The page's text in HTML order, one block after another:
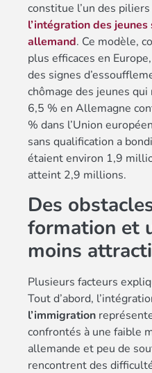
constitue l’un des
l’intégration des
allemand. Ce modèle,
plus efficaces en
des signes
chômage des jeunes
6,5 % en Allemagne
% dans l’Union
sans qualification a
étaient environ 1,9
atteint 2,9 millions.
Des
formation et
moins
Plusieurs facteurs
Tout d’abord,
l’immigration
confrontés à une faible
allemande et peu de
rencontrent des